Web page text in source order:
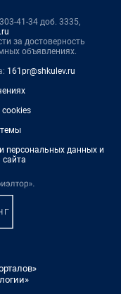
41-34 доб. 3335,
за достоверность
объявлениях.
161pr@shkulev.ru
персональных данных и